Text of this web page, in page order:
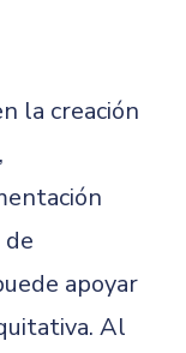
la creación
apoyar
Al